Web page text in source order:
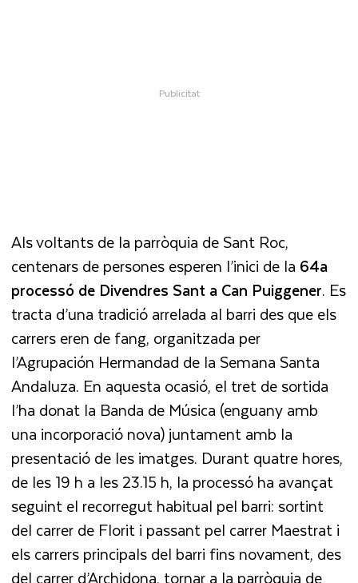
Als voltants de la parròquia de Sant Roc,
centenars de persones esperen l’inici de la 64a
processó de Divendres Sant a Can Puiggener. Es
tracta d’una tradició arrelada al barri des que els
carrers eren de fang, organitzada per
l’Agrupación Hermandad de la Semana Santa
Andaluza. En aquesta ocasió, el tret de sortida
l’ha donat la Banda de Música (enguany amb
una incorporació nova) juntament amb la
presentació de les imatges. Durant quatre hores,
de les 19 h a les 23.15 h, la processó ha avançat
seguint el recorregut habitual pel barri: sortint
del carrer de Florit i passant pel carrer Maestrat i
els carrers principals del barri fins novament, des
del carrer d’Archidona, tornar a la parròquia de